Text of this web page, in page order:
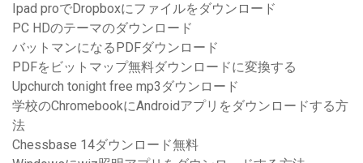
Ipad proでDropboxにファイルをダウンロード
PC HDのテーマのダウンロード
バットマンになるPDFダウンロード
PDFをビットマップ無料ダウンロードに変換する
Upchurch tonight free mp3ダウンロード
学校のChromebookにAndroidアプリをダウンロードする方
法
Chessbase 14ダウンロード無料